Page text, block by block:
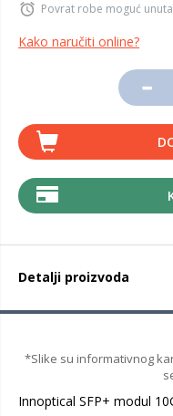
Povrat robe moguć
Kako naručiti online?
Detalji proizvoda
*Slike su informativnog
Innoptical SFP+ modul